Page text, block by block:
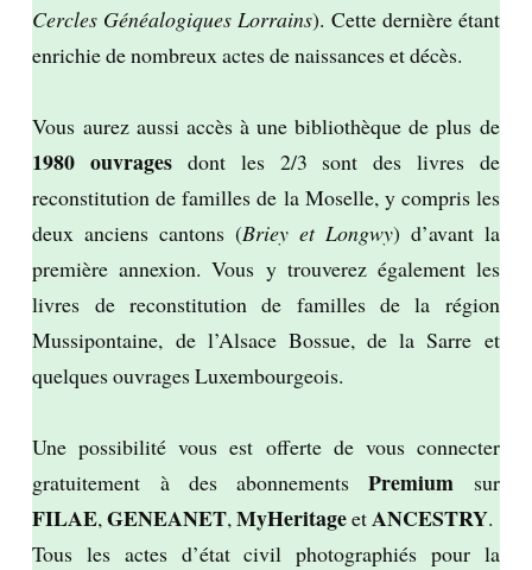
Cercles Généalogiques Lorrains). Cette dernière étant
enrichie de nombreux actes de naissances et décès.
Vous aurez aussi accès à une bibliothèque de plus de
1980 ouvrages dont les 2/3 sont des livres de
reconstitution de familles de la Moselle, y compris les
deux anciens cantons (Briey et Longwy) d’avant la
première annexion. Vous y trouverez également les
livres de reconstitution de familles de la région
Mussipontaine, de l’Alsace Bossue, de la Sarre et
quelques ouvrages Luxembourgeois.
Une possibilité vous est offerte de vous connecter
gratuitement à des abonnementsPremium sur
FILAE,GENEANET,MyHeritageetANCESTRY.
Tous les actes d’état civil photographiés pour la